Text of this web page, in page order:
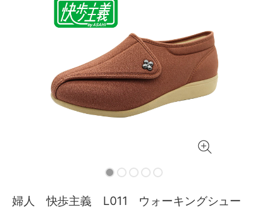
婦人 快歩主義 L011 ウォーキングシュー